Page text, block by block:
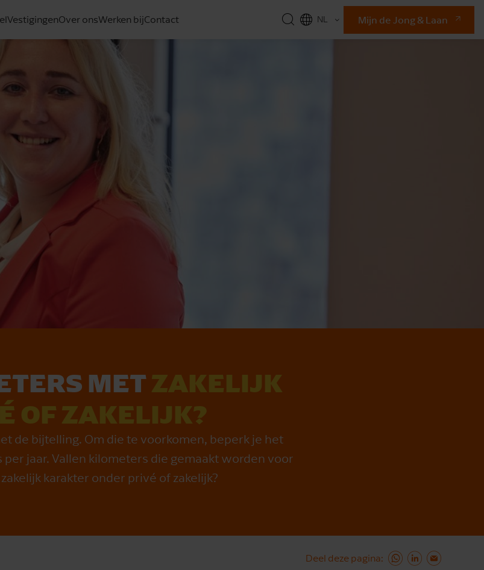
VestigingenOver onsWerken bijContact
NL
Mijn de Jong & Laan
METZA­KE­LIJK
OF ZA­KE­LIJK?
de bijtelling. Om die te voorkomen, beperk je het
jaar. Vallen kilometers die gemaakt worden voor
karakter onder privé of zakelijk?
Deel deze pagina